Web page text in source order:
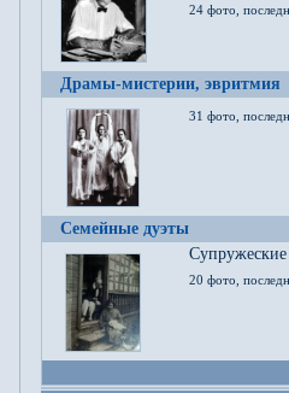
24 фото,
Драмы-мистерии, эвритмия
31 фото,
Семейные дуэты
20 фото,